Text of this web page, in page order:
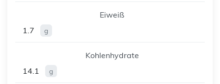
Eiweiß
1.7
g
Kohlenhydrate
14.1
g